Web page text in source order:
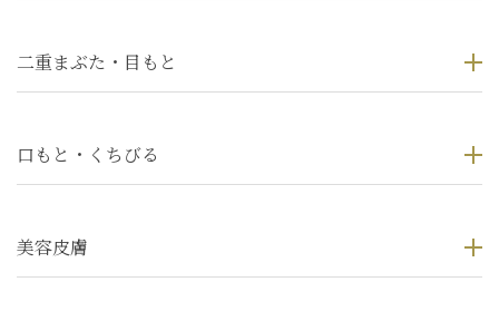
二重まぶた・目もと
口もと・くちびる
美容皮膚